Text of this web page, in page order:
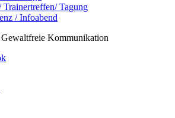
Tagung
/ Infoabend
Kommunikation